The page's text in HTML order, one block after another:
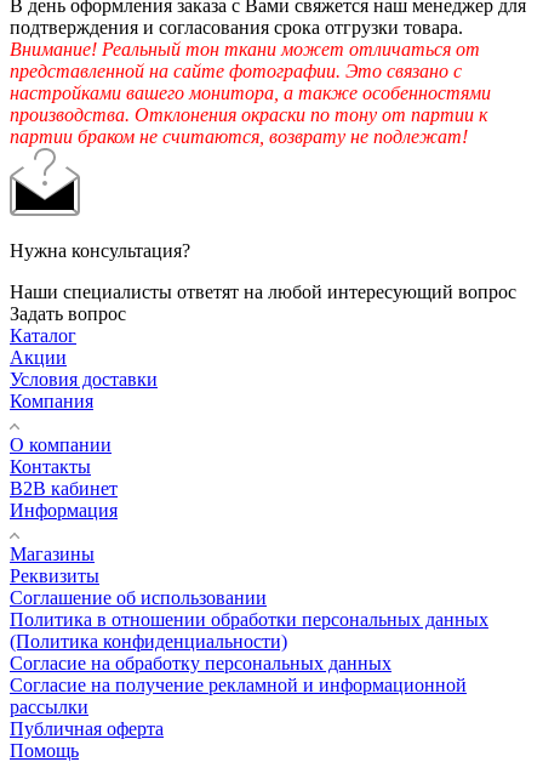
В день оформления заказа с Вами свяжется наш менеджер для
подтверждения и согласования срока отгрузки товара.
Внимание! Реальный тон ткани может отличаться от
представленной на сайте фотографии. Это связано с
настройками вашего монитора, а также особенностями
производства. Отклонения окраски по тону от партии к
партии браком не считаются, возврату не подлежат!
Нужна консультация?
Наши специалисты ответят на любой интересующий вопрос
Задать вопрос
Каталог
Акции
Условия доставки
Компания
О компании
Контакты
B2B кабинет
Информация
Магазины
Реквизиты
Соглашение об использовании
Политика в отношении обработки персональных данных
(Политика конфиденциальности)
Согласие на обработку персональных данных
Согласие на получение рекламной и информационной
рассылки
Публичная оферта
Помощь